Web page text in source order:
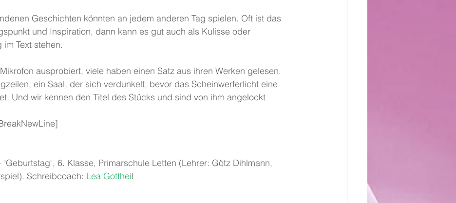
Geschichten könnten an jedem anderen Tag spielen. Oft ist das
und Inspiration, dann kann es gut auch als Kulisse oder
Text stehen.
ausprobiert, viele haben einen Satz aus ihren Werken gelesen.
ein Saal, der sich verdunkelt, bevor das Scheinwerferlicht eine
Und wir kennen den Titel des Stücks und sind von ihm angelockt
"Geburtstag", 6. Klasse, Primarschule Letten (Lehrer: Götz Dihlmann,
Schreibcoach: Lea Gottheil